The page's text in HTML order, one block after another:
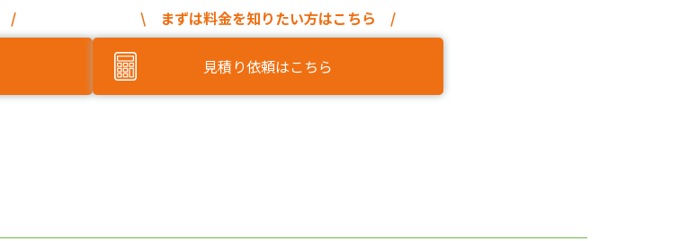
/ \ まずは料金を知りたい方はこちら /
見積り依頼はこちら